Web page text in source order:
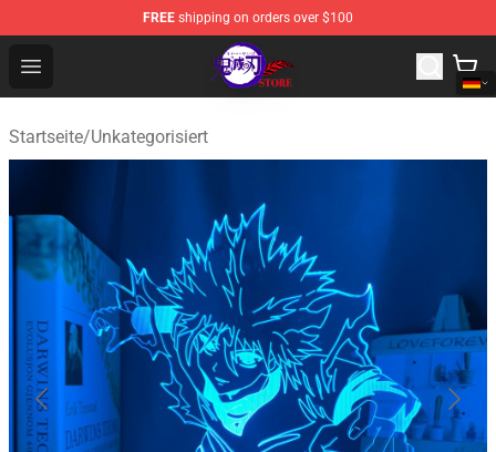
FREE shipping on orders over $100
Open menu
Kimetsu no Yaiba Store - Official Kimetsu no Yaiba
Startseite/Unkategorisiert